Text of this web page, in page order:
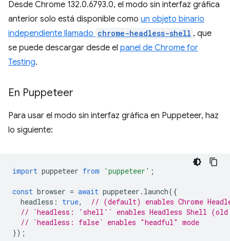
Desde Chrome 132.0.6793.0, el modo sin interfaz gráfica
anterior solo está disponible como un objeto binario
independiente llamado chrome-headless-shell , que
se puede descargar desde el panel de Chrome for
Testing.
En Puppeteer
Para usar el modo sin interfaz gráfica en Puppeteer, haz
lo siguiente:
import puppeteer from 'puppeteer' ;
const browser = await puppeteer . launch({
headless : true,
// (default) enables Chrome
// `headless: 'shell'` enables Headless Shell (old
// `headless: false` enables "headful" mode
});